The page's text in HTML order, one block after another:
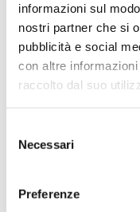
informazioni sul
nostri partner che si
pubblicità e social
con altre
raccolto dal suo
delNecessari
Preferenze